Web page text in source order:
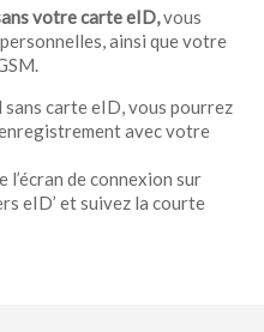
votre carte eID,vous
ainsi que votre
sans carte eID, vous pourrez
avec votre
l’écran de connexion sur
eID’ et suivez la courte